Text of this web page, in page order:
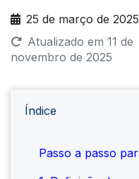
25 de março de 2025
Atualizado em 11 de
novembro de 2025
Índice
Passo a passo